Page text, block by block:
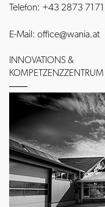
Telefon: +43 2873 7171
E-Mail: office@wania.at
INNOVATIONS &
KOMPETZENZZENTRUM